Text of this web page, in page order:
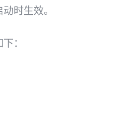
时生效。
：